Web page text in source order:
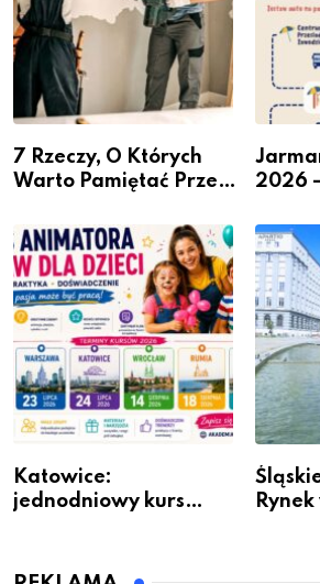
7 Rzeczy, O Których
Warto Pamiętać Przed
2026
Katowice:
jednodniowy kurs
dzieci